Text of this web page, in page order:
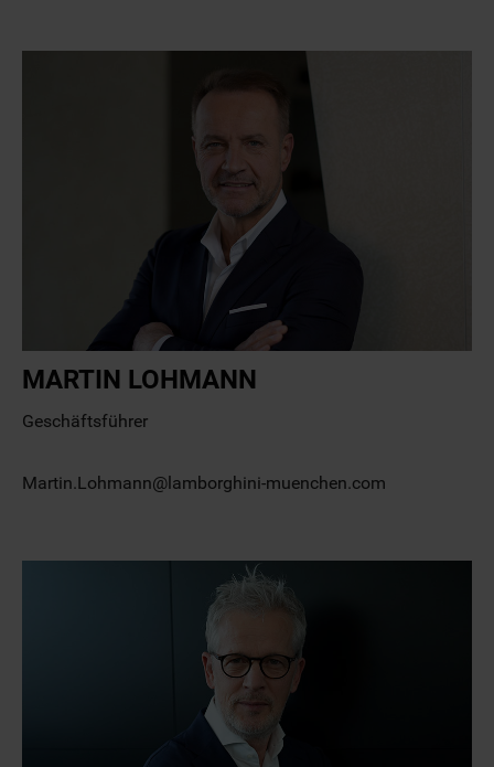
MARTIN LOHMANN
Geschäftsführer
Martin.Lohmann@lamborghini-muenchen.com